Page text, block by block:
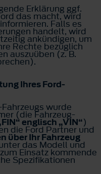
Erklärung ggf.
das macht, wird
Falls es
handelt, wird
ankündigen, um
Rechte bezüglich
auszuüben (z. B.
Ihres Ford-
wurde
(die Fahrzeug-
englisch „VIN“)
die Ford Partner und
über Ihr Fahrzeug
das Modell und
Einsatz kommende
Spezifikationen